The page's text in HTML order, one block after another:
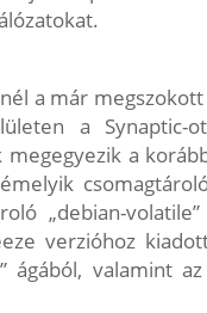
a már
a Synaptic-
a
„debian-
verzióhoz
ágából, valamint